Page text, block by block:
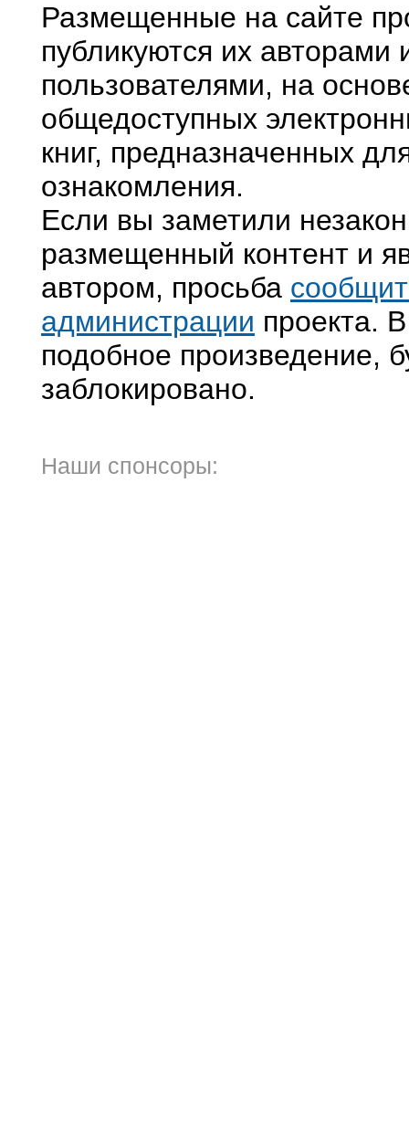
Размещенные на сайте
публикуются их авторами
пользователями, на
общедоступных
книг, предназначенных
ознакомления.
Если вы заметили
размещенный контент и
автором, просьба
администрации проекта.
подобное произведение,
заблокировано.
Наши спонсоры: